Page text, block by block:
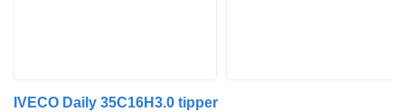
IVECO Daily 35C16H3.0 tipper